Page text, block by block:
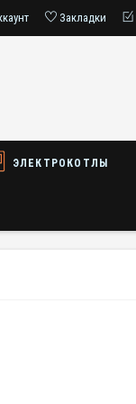
Закладки
ЭЛЕКТРОКОТЛЫ